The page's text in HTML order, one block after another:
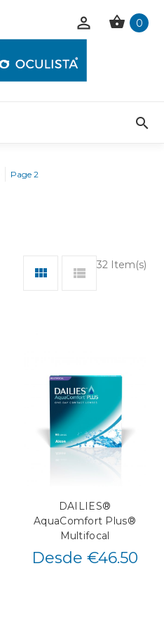
0
Page 2
32 Item(s)
DAILIES®
AquaComfort Plus®
Multifocal
Desde €46.50